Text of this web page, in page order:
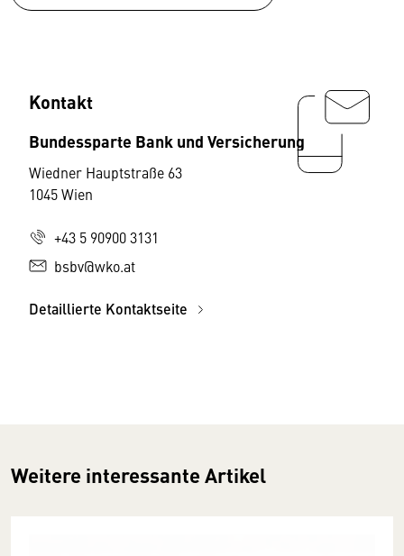
Kontakt
Bundessparte Bank und Versicherung
Wiedner Hauptstraße 63
1045 Wien
+43 5 90900 3131
bsbv@wko.at
Detaillierte Kontaktseite
Weitere interessante Artikel